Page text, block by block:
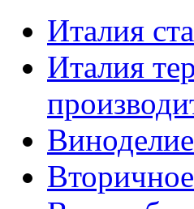
Италия
Италия
Виноделие